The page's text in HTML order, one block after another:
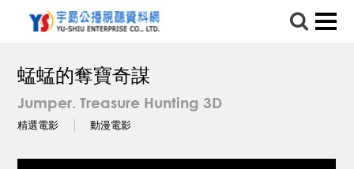
蜢蜢的奪寶奇謀
Jumper. Treasure Hunting 3D
精選電影 動漫電影